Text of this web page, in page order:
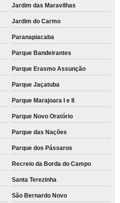
Jardim das Maravilhas
Jardim do Carmo
Paranapiacaba
Parque Bandeirantes
Parque Erasmo Assunção
Parque Jaçatuba
Parque Marajoara I e II
Parque Novo Oratório
Parque das Nações
Parque dos Pássaros
Recreio da Borda do Campo
Santa Terezinha
São Bernardo Novo